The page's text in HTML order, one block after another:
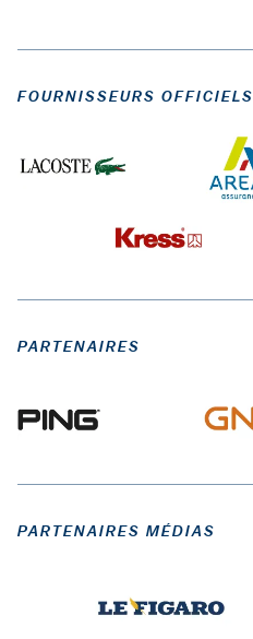
FOURNISSEURS OFFICIELS
PARTENAIRES
PARTENAIRES MÉDIAS